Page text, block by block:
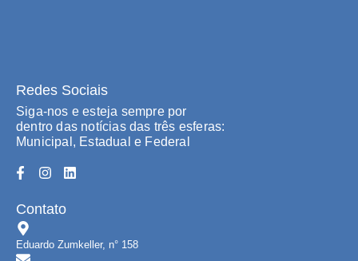
Redes Sociais
Siga-nos e esteja sempre por
dentro das notícias das três esferas:
Municipal, Estadual e Federal
Contato
Eduardo Zumkeller, n° 158